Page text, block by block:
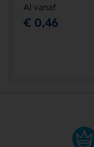
Al vanaf
€ 0,46